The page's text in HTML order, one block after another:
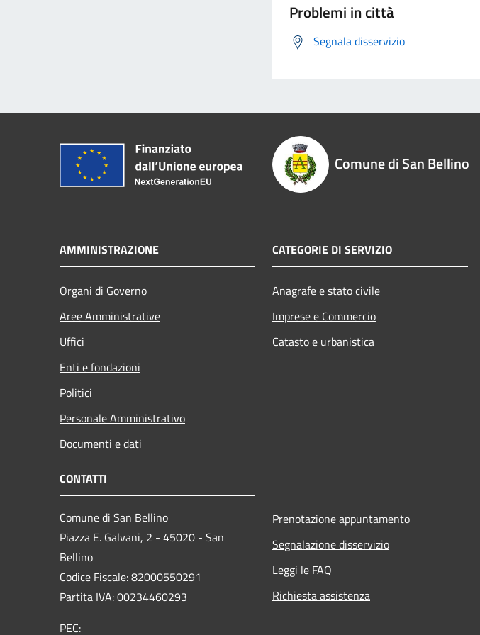
Problemi in città
Segnala disservizio
Comune di San Bellino
AMMINISTRAZIONE
Organi di Governo
Aree Amministrative
Uffici
Enti e fondazioni
Politici
Personale Amministrativo
Documenti e dati
CATEGORIE DI SERVIZIO
Anagrafe e stato civile
Imprese e Commercio
Catasto e urbanistica
CONTATTI
Comune di San Bellino
Piazza E. Galvani, 2 - 45020 - San
Bellino
Codice Fiscale: 82000550291
Partita IVA: 00234460293
PEC:
Prenotazione appuntamento
Segnalazione disservizio
Leggi le FAQ
Richiesta assistenza